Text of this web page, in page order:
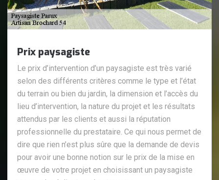
Prix paysagiste
Le prix d’intervention d’un paysagiste est très varié
selon des différents critères comme le type et l’état
du terrain ou bien du jardin, la dimension et l’accès du
lieu d’intervention, la nature du projet et les résultats
attendus par les clients et aussi la réputation
professionnelle du prestataire. Ce qui nous permet de
dire que rien n’est plus sûre que la demande de devis
pour avoir une bonne notion sur le prix de la mise en
œuvre de votre projet en choisissant un paysagiste